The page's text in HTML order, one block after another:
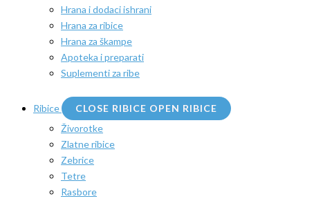
Hrana i dodaci ishrani
Hrana za ribice
Hrana za škampe
Apoteka i preparati
Suplementi za ribe
Ribice CLOSE RIBICE OPEN RIBICE
Živorotke
Zlatne ribice
Zebrice
Tetre
Rasbore